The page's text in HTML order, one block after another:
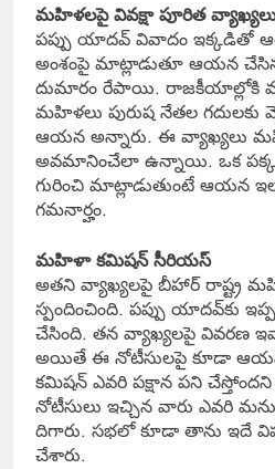
మహిళలపై వివక్షా పూరిత
పప్పు యాదవ్ వివాదం ఇక్కడితో
అంశంపై మాట్లాడుతూ ఆయన
దుమారం రేపాయి. రాజకీయాల్లోకి
మహిళలు పురుష నేతల గదులకు
ఆయన అన్నారు. ఈ వ్యాఖ్యలు
అవమానించేలా ఉన్నాయి. ఒక
గురించి మాట్లాడుతుంటే ఆయన
గమనార్హం.
మహిళా కమిషన్ సీరియస్
అతని వ్యాఖ్యలపై బీహార్ రాష్ట్ర
స్పందించింది. పప్పు యాదవ్‌కు
చేసింది. తన వ్యాఖ్యలపై వివరణ
అయితే ఈ నోటీసులపై కూడా
కమిషన్ ఎవరి పక్షాన పని
నోటీసులు ఇచ్చిన వారు ఎవరి
దిగారు. సభలో కూడా తాను ఇదే
చేశారు.